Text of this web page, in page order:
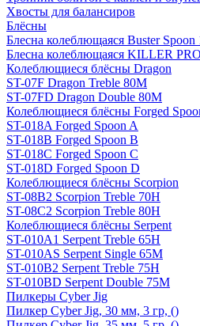
Хвосты для балансиров
Блёсны
Блесна колеблющаяся Buster Spoon
Блесна колеблющаяся KILLER
Колеблющиеся блёсны Dragon
ST-07F Dragon Treble 80M
ST-07FD Dragon Double 80M
Колеблющиеся блёсны Forged
ST-018A Forged Spoon A
ST-018B Forged Spoon B
ST-018C Forged Spoon C
ST-018D Forged Spoon D
Колеблющиеся блёсны Scorpion
ST-08B2 Scorpion Treble 70H
ST-08C2 Scorpion Treble 80H
Колеблющиеся блёсны Serpent
ST-010A1 Serpent Treble 65H
ST-010AS Serpent Single 65M
ST-010B2 Serpent Treble 75H
ST-010BD Serpent Double 75M
Пилкеры Cyber Jig
Пилкер Cyber Jig, 30 мм, 3 гр, ()